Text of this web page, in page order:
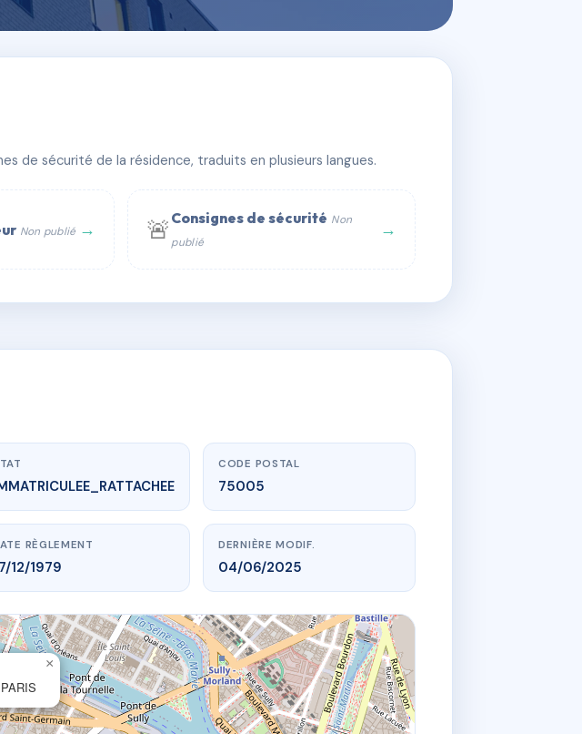
de sécurité de la résidence, traduits en plusieurs langues.
Non publié → 🚨 Consignes de sécurité Non
publié
→
CODE POSTAL
75005
RÈGLEMENT
12/1979
DERNIÈRE MODIF.
04/06/2025
×